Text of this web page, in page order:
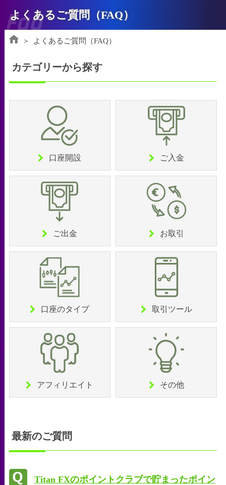
よくあるご質問（FAQ）
Faq
よくあるご質問（FAQ）
カテゴリーから探す
口座開設 ご入金
ご出金 お取引
口座のタイプ 取引ツール
アフィリエイト その他
最新のご質問
Titan FXのポイントクラブで貯まったポイン